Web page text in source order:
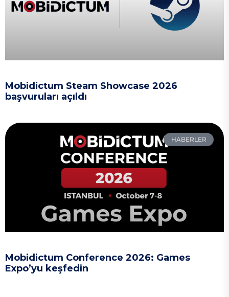
Mobidictum Steam Showcase 2026
başvuruları açıldı
HABERLER
Mobidictum Conference 2026: Games
Expo’yu keşfedin